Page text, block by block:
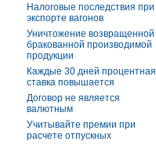
Налоговые последствия при
экспорте вагонов
Уничтожение возвращенной
бракованной производимой
продукции
Каждые 30 дней процентная
ставка повышается
Договор не является
валютным
Учитывайте премии при
расчете отпускных